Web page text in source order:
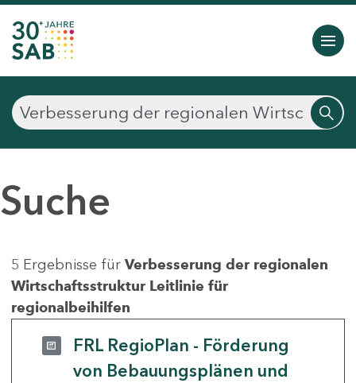
Suche
5 Ergebnisse für Verbesserung der regionalen
Wirtschaftsstruktur Leitlinie für
regionalbeihilfen
FRL RegioPlan - Förderung
von Bebauungsplänen und